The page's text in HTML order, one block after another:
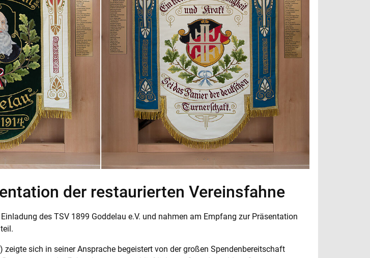
der restaurierten Vereinsfahne
des TSV 1899 Goddelau e.V. und nahmen am Empfang zur Präsentation
zeigte sich in seiner Ansprache begeistert von der großen Spendenbereitschaft